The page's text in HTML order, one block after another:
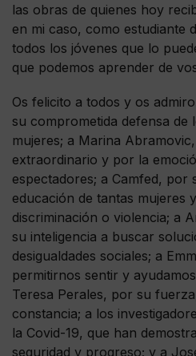
las obras de quienes hoy
en mi caso, como estudiante
todos los jóvenes que lo
que podemos aprender de
Os felicito a todos y os
su comprometida defensa de
mujeres; a Marina
extraordinario y por la
espectadores; a Camfed, por
educación de tantas mujeres
discriminación o violencia; a
su inteligencia a buscar
desigualdades sociales; a
permitirnos sentir y
Teresa Perales, por su
constancia; a los
la Covid-19, que han
seguridad y progreso; y a